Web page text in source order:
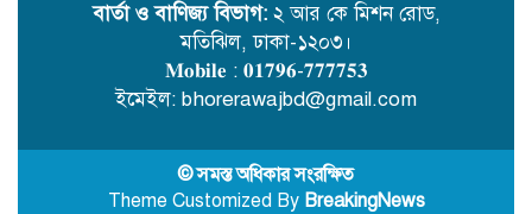
গোবিন্দগঞ্জে বিষধর সাপের কামড়ে
সাপুড়িয়ার মৃত্যু
কালীগঞ্জে পার্টনার ফিল্ড স্কুল কংগ্রেস
অনুষ্ঠিত
বার্তা ও বাণিজ্য বিভাগ: ২ আর কে মিশন রোড,
মতিঝিল, ঢাকা-১২০৩।
𝐌𝐨𝐛𝐢𝐥𝐞 : 𝟎𝟏𝟕𝟗𝟔-𝟕𝟕𝟕𝟕𝟓𝟑
ইমেইল: bhorerawajbd@gmail.com
© সমস্ত অধিকার সংরক্ষিত
Theme Customized By BreakingNews